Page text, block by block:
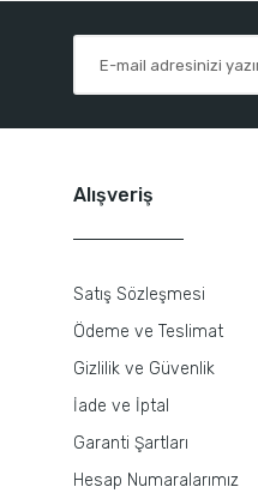
Alışveriş
Satış Sözleşmesi
Ödeme ve Teslimat
Gizlilik ve Güvenlik
İade ve İptal
Garanti Şartları
Hesap Numaralarımız